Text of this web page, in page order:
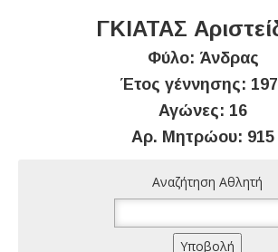
ΓΚΙΑΤΑΣ
Φύλο: Άνδρας
Έτος γέννησης:
Αγώνες: 16
Αρ. Μητρώου: 915
Αναζήτηση Αθλητή